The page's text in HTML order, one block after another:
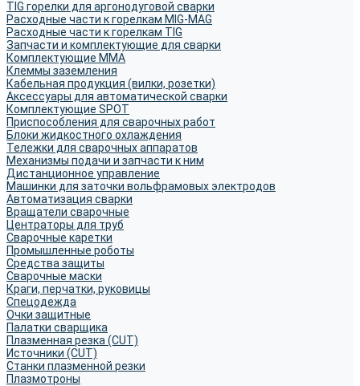
TIG горелки для аргонодуговой сварки
Расходные части к горелкам MIG-MAG
Расходные части к горелкам TIG
Запчасти и комплектующие для сварки
Комплектующие ММА
Клеммы заземления
Кабельная продукция (вилки, розетки)
Аксессуары для автоматической сварки
Комплектующие SPOT
Приспособления для сварочных работ
Блоки жидкостного охлаждения
Тележки для сварочных аппаратов
Механизмы подачи и запчасти к ним
Дистанционное управление
Машинки для заточки вольфрамовых электродов
Автоматизация сварки
Вращатели сварочные
Центраторы для труб
Сварочные каретки
Промышленные роботы
Средства защиты
Сварочные маски
Краги, перчатки, руковицы
Спецодежда
Очки защитные
Палатки сварщика
Плазменная резка (CUT)
Источники (CUT)
Станки плазменной резки
Плазмотроны